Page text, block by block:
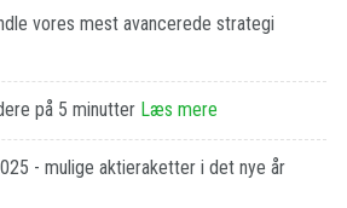
vores mest avancerede strategi
på 5 minutter Læs mere
- mulige aktieraketter i det nye år